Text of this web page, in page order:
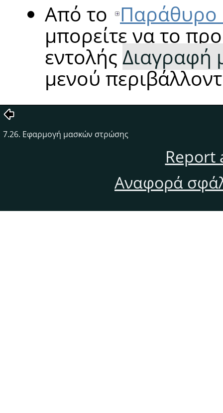
Από το Παράθυρο
μπορείτε να το
εντολής Διαγραφή
μενού
7.26. Εφαρμογή μασκών στρώσης
Report
Αναφορά